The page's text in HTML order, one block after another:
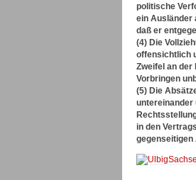
politische
ein Ausländer
daß er
(4) Die
offensichtlich
Zweifel an
Vorbringen
(5) Die
untereinander
in den